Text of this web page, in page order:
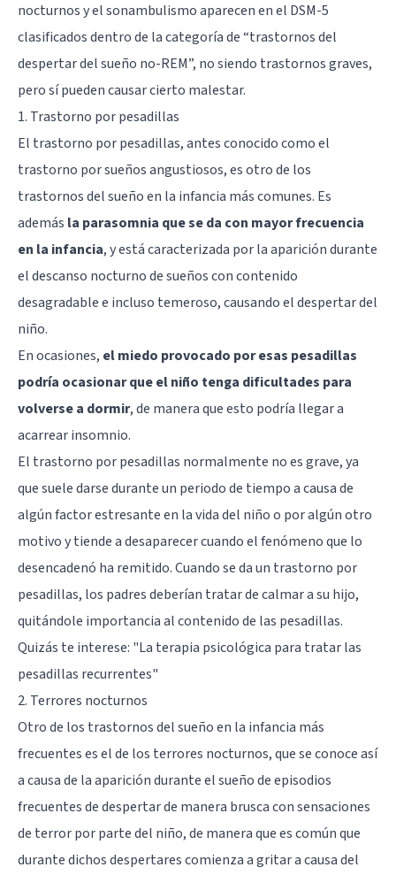
nocturnos y el sonambulismo aparecen en el DSM-5
clasificados dentro de la categoría de “trastornos del
despertar del sueño no-REM”, no siendo trastornos graves,
pero sí pueden causar cierto malestar.
1. Trastorno por pesadillas
El trastorno por pesadillas, antes conocido como el
trastorno por sueños angustiosos, es otro de los
trastornos del sueño en la infancia más comunes. Es
además la parasomnia que se da con mayor frecuencia
en la infancia, y está caracterizada por la aparición durante
el descanso nocturno de sueños con contenido
desagradable e incluso temeroso, causando el despertar del
niño.
En ocasiones, el miedo provocado por esas pesadillas
podría ocasionar que el niño tenga dificultades para
volverse a dormir, de manera que esto podría llegar a
acarrear insomnio.
El trastorno por pesadillas normalmente no es grave, ya
que suele darse durante un periodo de tiempo a causa de
algún factor estresante en la vida del niño o por algún otro
motivo y tiende a desaparecer cuando el fenómeno que lo
desencadenó ha remitido. Cuando se da un trastorno por
pesadillas, los padres deberían tratar de calmar a su hijo,
quitándole importancia al contenido de las pesadillas.
Quizás te interese: "La terapia psicológica para tratar las
pesadillas recurrentes"
2. Terrores nocturnos
Otro de los trastornos del sueño en la infancia más
frecuentes es el de los terrores nocturnos, que se conoce así
a causa de la aparición durante el sueño de episodios
frecuentes de despertar de manera brusca con sensaciones
de terror por parte del niño, de manera que es común que
durante dichos despertares comienza a gritar a causa del